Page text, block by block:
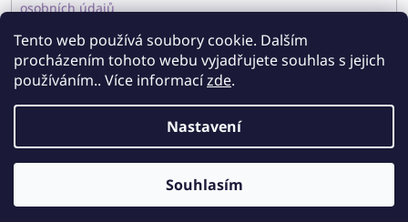
Tento web používá soubory cookie. Dalším
procházením tohoto webu vyjadřujete souhlas s jejich
používáním.. Více informacízde.
Nastavení
Souhlasím
osobních údajů
PŘIHLÁSIT SE
Vytvořil Shoptet
Imandragora. Všechna práva vyhrazena.